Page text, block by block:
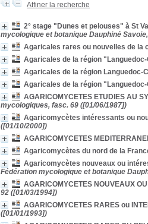
Affiner la recherche
2° stage "Dunes et pelouses" à St
mycologique et botanique Dauphiné
Agaricales rares ou nouvelles de la
Agaricales de la région
Agaricales de la région Languedoc-
Agaricales de la région
AGARICOMYCETES ETUDIES AU
mycologiques, fasc. 69 ([01/06/1987])
Agaricomycètes intéressants ou
([01/10/2000])
AGARICOMYCETES
Agaricomycètes du nord de la
Agaricomycètes nouveaux ou
Fédération mycologique et botanique
AGARICOMYCETES NOUVEAUX
92 ([01/03/1994])
AGARICOMYCETES RARES ou
([01/01/1993])